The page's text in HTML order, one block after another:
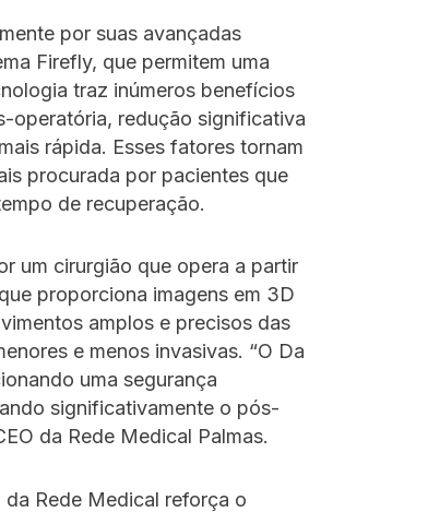
por suas avançadas
Firefly, que permitem uma
traz inúmeros benefícios
operatória, redução significativa
rápida. Esses fatores tornam
procurada por pacientes que
de recuperação.
um cirurgião que opera a partir
proporciona imagens em 3D
amplos e precisos das
e menos invasivas. “O Da
uma segurança
significativamente o pós-
da Rede Medical Palmas.
da Rede Medical reforça o